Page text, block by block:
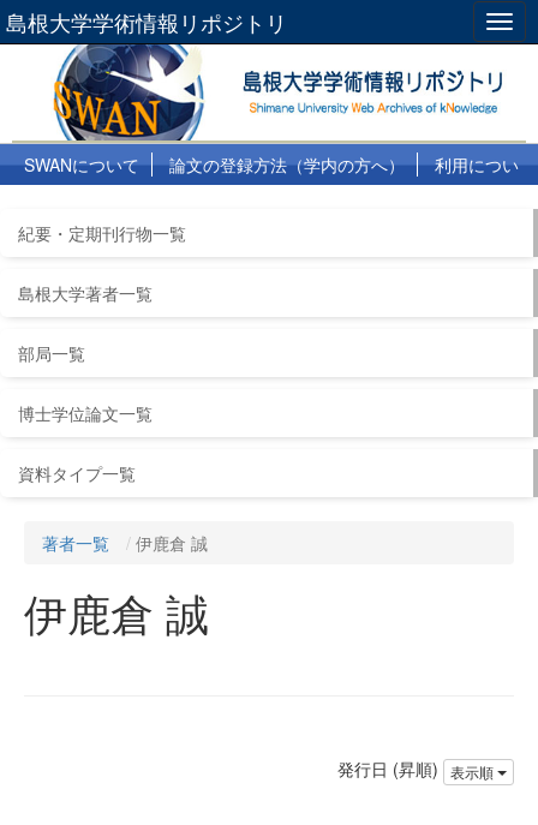
島根大学学術情報リポジトリ
SWANについて 論文の登録方法（学内の方へ）
利用につい
紀要・定期刊行物一覧
島根大学著者一覧
部局一覧
博士学位論文一覧
資料タイプ一覧
著者一覧 伊鹿倉 誠
伊鹿倉 誠
発行日 (昇順) 表示順